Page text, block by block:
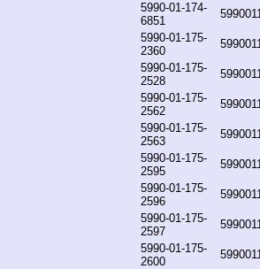
5990-01-174-
6851
5990-01-175-
2360
5990-01-175-
2528
5990-01-175-
2562
5990-01-175-
2563
5990-01-175-
2595
5990-01-175-
2596
5990-01-175-
2597
5990-01-175-
2600